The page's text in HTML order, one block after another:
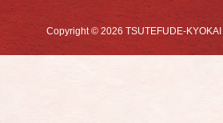
Copyright © 2026 TSUTEFUDE-